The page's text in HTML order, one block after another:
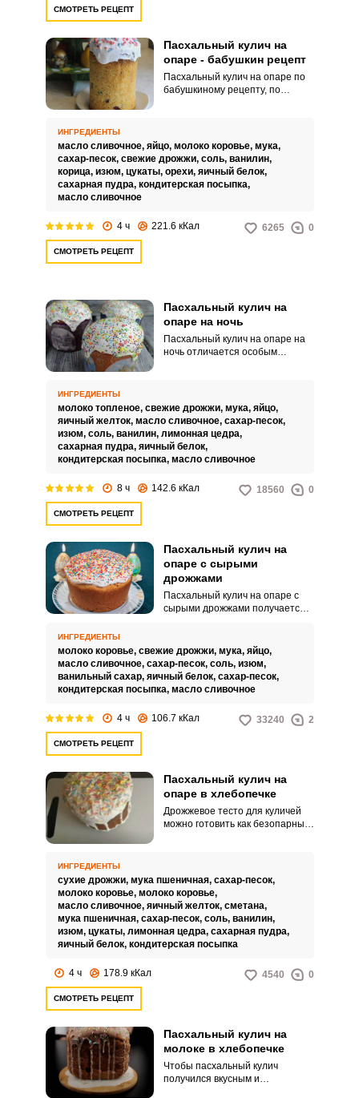
СМОТРЕТЬ РЕЦЕПТ
Пасхальный кулич на
опаре - бабушкин рецепт
Пасхальный кулич на опаре по
бабушкиному рецепту, по
опару, даем ей подняться и
обминаем несколько раз.
ИНГРЕДИЕНТЫ
масло сливочное, яйцо, молоко коровье, мука,
сахар-песок, свежие дрожжи, соль, ванилин,
корица, изюм, цукаты, орехи, яичный белок,
сахарная пудра, кондитерская посыпка,
масло сливочное
4 ч 221.6 кКал 6265 0
СМОТРЕТЬ РЕЦЕПТ
Пасхальный кулич на
опаре на ночь
Пасхальный кулич на опаре на
ночь отличается особым
тесто будем на топленом
молоке – оно дает характерный
слегка сливочный вкусовой
нюанс готовой выпечке.
ИНГРЕДИЕНТЫ
молоко топленое, свежие дрожжи, мука, яйцо,
яичный желток, масло сливочное, сахар-песок,
изюм, соль, ванилин, лимонная цедра,
сахарная пудра, яичный белок,
кондитерская посыпка, масло сливочное
8 ч 142.6 кКал 18560 0
СМОТРЕТЬ РЕЦЕПТ
Пасхальный кулич на
опаре с сырыми
дрожжами
Пасхальный кулич на опаре с
сырыми дрожжами получается
приступаешь в хорошем
расположении духа. Процесс
замеса и работы с тестом
требует внимания, терпения и
удовольствие и получатся
ИНГРЕДИЕНТЫ
молоко коровье, свежие дрожжи, мука, яйцо,
масло сливочное, сахар-песок, соль, изюм,
ванильный сахар, яичный белок, сахар-песок,
кондитерская посыпка, масло сливочное
4 ч 106.7 кКал 33240 2
СМОТРЕТЬ РЕЦЕПТ
Пасхальный кулич на
опаре в хлебопечке
Дрожжевое тесто для куличей
можно готовить как безопарным,
ИНГРЕДИЕНТЫ
сухие дрожжи, мука пшеничная, сахар-песок,
молоко коровье, молоко коровье,
масло сливочное, яичный желток, сметана,
мука пшеничная, сахар-песок, соль, ванилин,
изюм, цукаты, лимонная цедра, сахарная пудра,
яичный белок, кондитерская посыпка
4 ч 178.9 кКал 4540 0
СМОТРЕТЬ РЕЦЕПТ
Пасхальный кулич на
молоке в хлебопечке
Чтобы пасхальный кулич
получился вкусным и